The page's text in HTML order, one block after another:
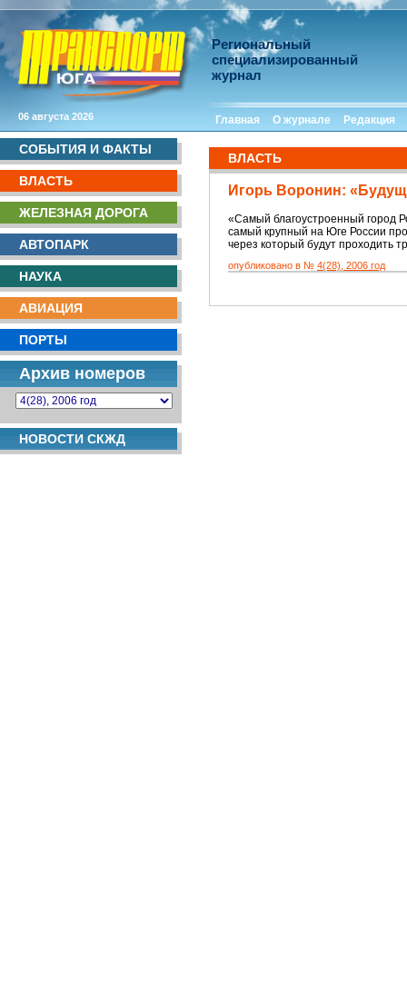
Региональный
специализированный
журнал
06 августа 2026 Главная О журнале Редакция
СОБЫТИЯ И ФАКТЫ
ВЛАСТЬ
ЖЕЛЕЗНАЯ ДОРОГА
АВТОПАРК
НАУКА
АВИАЦИЯ
ПОРТЫ
Архив номеров
НОВОСТИ СКЖД
ВЛАСТЬ
Игорь Воронин:
«Самый благоустроенный город
самый крупный на Юге России
через который будут проходить
опубликовано в № 4(28), 2006 год